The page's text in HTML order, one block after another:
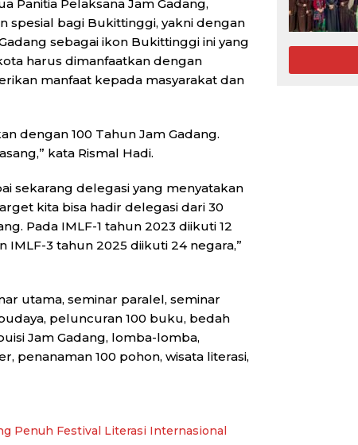
Panitia Pelaksana Jam Gadang,
spesial bagi Bukittinggi, yakni dengan
sebagai ikon Bukittinggi ini yang
harus dimanfaatkan dengan
manfaat kepada masyarakat dan
dengan 100 Tahun Jam Gadang.
kata Rismal Hadi.
sekarang delegasi yang menyatakan
kita bisa hadir delegasi dari 30
Pada IMLF-1 tahun 2023 diikuti 12
IMLF-3 tahun 2025 diikuti 24 negara,”
utama, seminar paralel, seminar
peluncuran 100 buku, bedah
Jam Gadang, lomba-lomba,
penanaman 100 pohon, wisata literasi,
Penuh Festival Literasi Internasional